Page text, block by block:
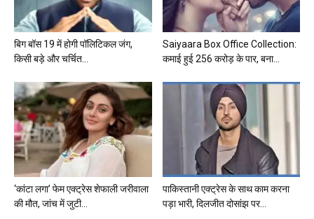
बिग बॉस 19 में होगी पॉलिटिकल जंग,
किसी बड़े और चर्चित...
Saiyaara Box Office Collection:
कमाई हुई 256 करोड़ के पार, बना...
‘कांटा लगा’ फेम एक्ट्रेस शेफाली जरीवाला
की मौत, जांच में जुटी...
पाकिस्तानी एक्ट्रेस के साथ काम करना
पड़ा भारी, दिलजीत दोसांझ पर...